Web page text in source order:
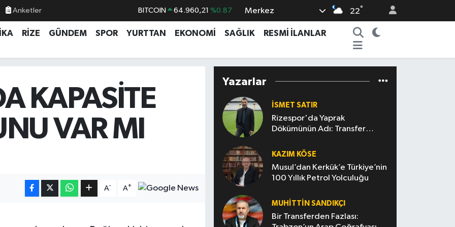
Anketler BITCOIN 64.960,21 %0.87
DOLAR 47,7436 %0.18
%0.38
%2.59
%-14
Merkez 22°
RİZE GÜNDEM SPOR YURTTAN EKONOMİ SAĞLIK
RESMİ İLANLAR
KAPASİTE
VAR MI
A- A+
Yazarlar
İSMET SATIR
Rizespor'da Yaprak
Dökümünün Adı: Transfer
KAZIM KÖSE
Musul’dan Kerkük’e Türkiye’nin
100 Yıllık Petrol Yolculuğu
MUHITTIN SANDIKÇI
Bir Transferden Fazlası: